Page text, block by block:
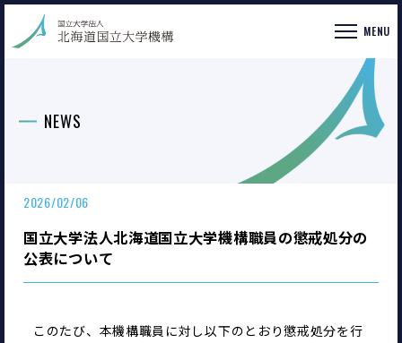
MENU
NEWS
2026/02/06
国立大学法人北海道国立大学機構職員の懲戒処分の
公表について
このたび、本機構職員に対し以下のとおり懲戒処分を行